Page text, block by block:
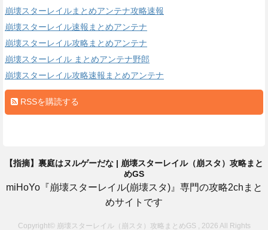
崩壊スターレイルまとめアンテナ攻略速報
崩壊スターレイル速報まとめアンテナ
崩壊スターレイル攻略まとめアンテナ
崩壊スターレイル まとめアンテナ野郎
崩壊スターレイル攻略速報まとめアンテナ
RSSを購読する
【指摘】裏庭はヌルゲーだな | 崩壊スターレイル（崩スタ）攻略まと
めGS
miHoYo『崩壊スターレイル(崩壊スタ)』専門の攻略2chまと
めサイトです
Copyright© 崩壊スターレイル（崩スタ）攻略まとめGS , 2026 All Rights